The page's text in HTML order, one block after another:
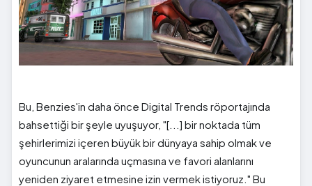
Bu, Benzies'in daha önce Digital Trends röportajında ​​
bahsettiği bir şeyle uyuşuyor, "[...] bir noktada tüm
şehirlerimizi içeren büyük bir dünyaya sahip olmak ve
oyuncunun aralarında uçmasına ve favori alanlarını
yeniden ziyaret etmesine izin vermek istiyoruz." Bu